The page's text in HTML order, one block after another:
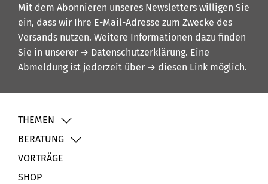
Mit dem Abonnieren unseres Newsletters willigen Sie
ein, dass wir Ihre E-Mail-Adresse zum Zwecke des
Versands nutzen. Weitere Informationen dazu finden
Sie in unserer → Datenschutzerklärung. Eine
Abmeldung ist jederzeit über → diesen Link möglich.
THEMEN
BERATUNG
VORTRÄGE
SHOP